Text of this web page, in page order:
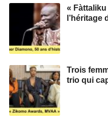
« Fàttaliku
l’héritage
Trois
trio qui